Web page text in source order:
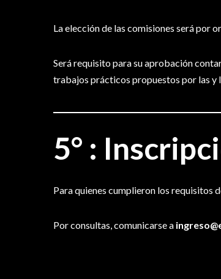
La elección de las comisiones será por
Será requisito para su aprobación
trabajos prácticos propuestos por las y
5° :
Para quienes cumplieron los requisitos
Por consultas, comunicarse a